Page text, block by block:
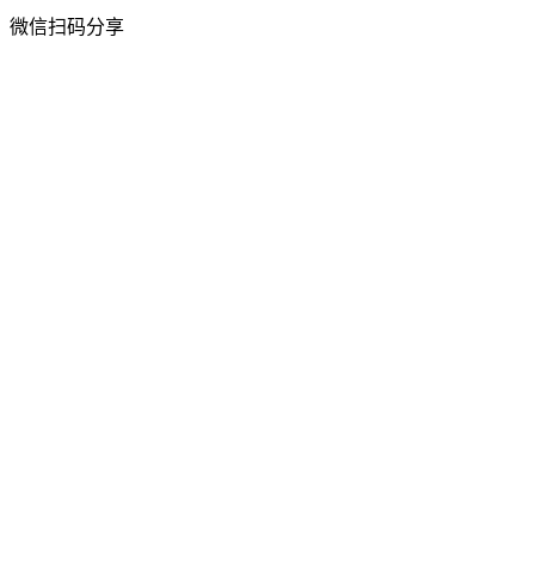
微信扫码分享